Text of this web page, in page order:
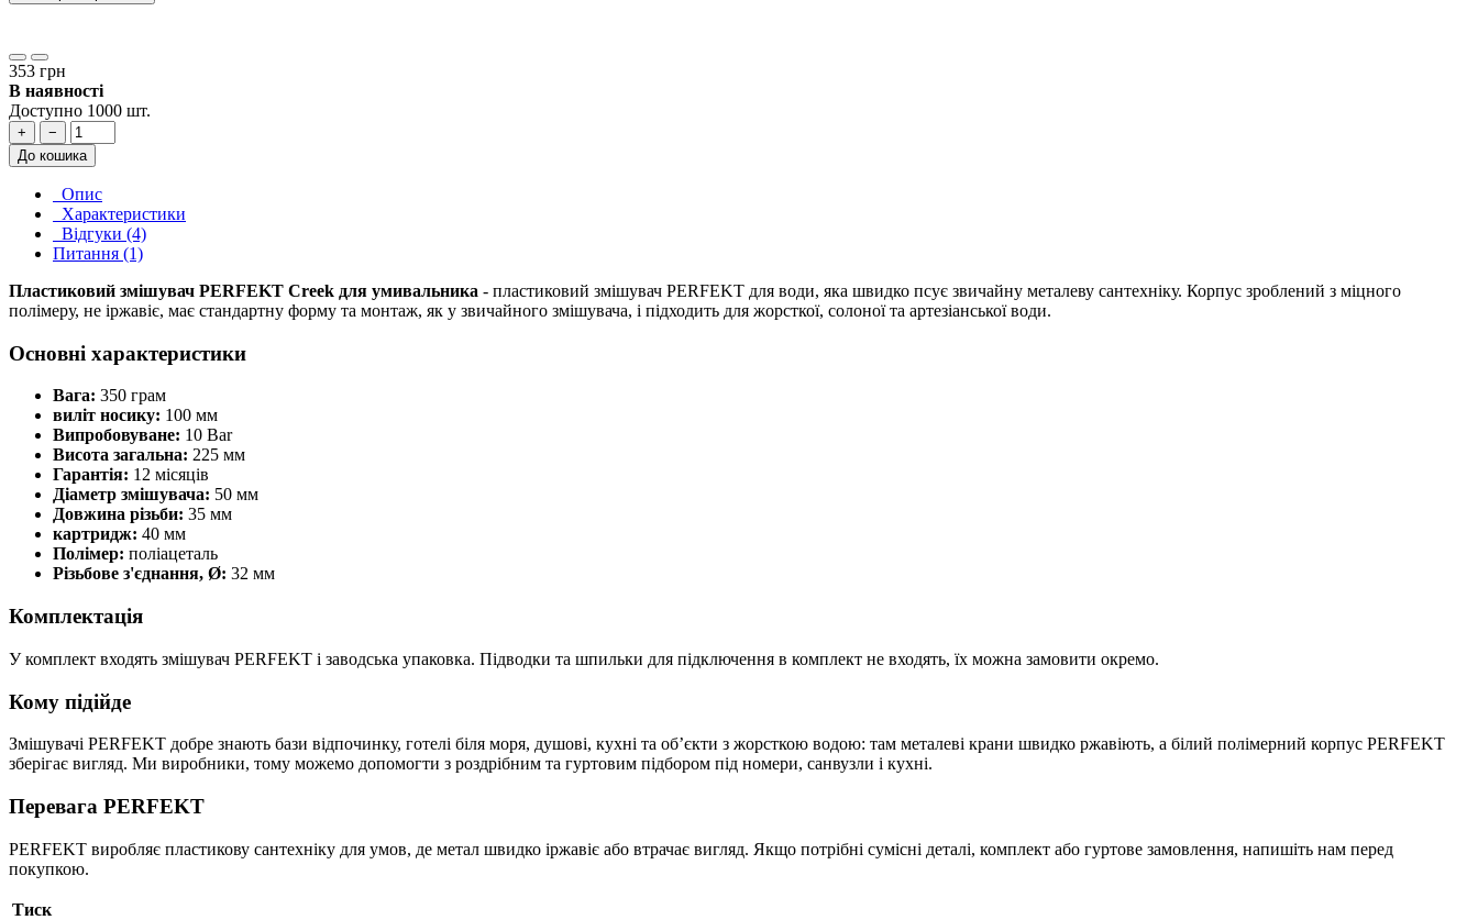
353 грн
В наявності
Доступно 1000 шт.
+
−
До кошика
Опис
Характеристики
Відгуки (4)
Питання (1)
Пластиковий змішувач PERFEKT Creek для умивальника - пластиковий змішувач PERFEKT для води, яка швидко псує звичайну металеву сантехніку. Корпус зроблений з міцного
полімеру, не іржавіє, має стандартну форму та монтаж, як у звичайного змішувача, і підходить для жорсткої, солоної та артезіанської води.
Основні характеристики
Вага: 350 грам
виліт носику: 100 мм
Випробовуване: 10 Bar
Висота загальна: 225 мм
Гарантія: 12 місяців
Діаметр змішувача: 50 мм
Довжина різьби: 35 мм
картридж: 40 мм
Полімер: поліацеталь
Різьбове з'єднання, Ø: 32 мм
Комплектація
У комплект входять змішувач PERFEKT і заводська упаковка. Підводки та шпильки для підключення в комплект не входять, їх можна замовити окремо.
Кому підійде
Змішувачі PERFEKT добре знають бази відпочинку, готелі біля моря, душові, кухні та об’єкти з жорсткою водою: там металеві крани швидко ржавіють, а білий полімерний корпус PERFEKT
зберігає вигляд. Ми виробники, тому можемо допомогти з роздрібним та гуртовим підбором під номери, санвузли і кухні.
Перевага PERFEKT
PERFEKT виробляє пластикову сантехніку для умов, де метал швидко іржавіє або втрачає вигляд. Якщо потрібні сумісні деталі, комплект або гуртове замовлення, напишіть нам перед
покупкою.
Тиск